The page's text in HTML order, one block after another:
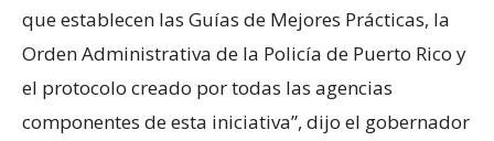
que establecen las Guías de Mejores Prácticas, la
Orden Administrativa de la Policía de Puerto Rico y
el protocolo creado por todas las agencias
componentes de esta iniciativa”, dijo el gobernador